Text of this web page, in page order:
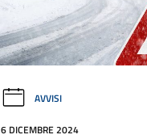
AVVISI
6 DICEMBRE 2024